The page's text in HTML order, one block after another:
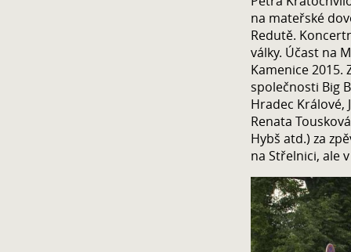
na mateřské
Redutě.
války. Účast na
Kamenice 2015.
společnosti Big
Hradec Králové,
Renata
Hybš atd.) za
na Střelnici, ale